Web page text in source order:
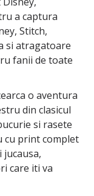
a captura
Stitch,
si atragatoare
fanii de toate
o aventura
din clasicul
si rasete
cu print complet
care iti va